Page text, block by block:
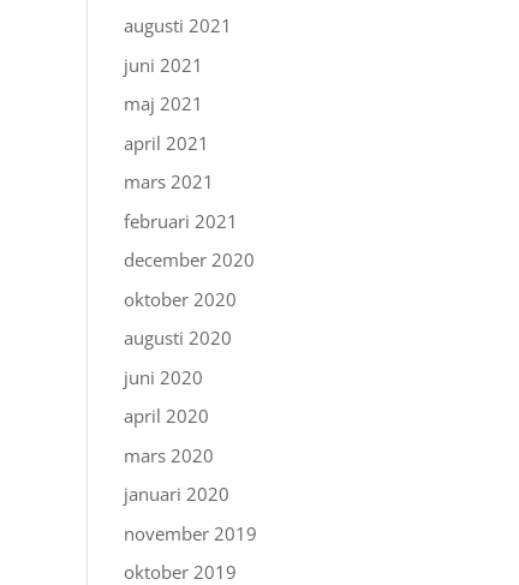
augusti 2021
juni 2021
maj 2021
april 2021
mars 2021
februari 2021
december 2020
oktober 2020
augusti 2020
juni 2020
april 2020
mars 2020
januari 2020
november 2019
oktober 2019